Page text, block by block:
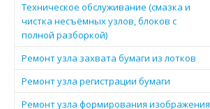
Техническое обслуживание (смазка и
чистка несъёмных узлов, блоков с
полной разборкой)
Ремонт узла захвата бумаги из лотков
Ремонт узла регистрации бумаги
Ремонт узла формирования изображения